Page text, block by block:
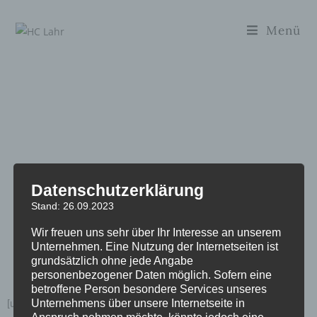
Menü
H
[ultimatemember_password]
Datenschutzerklärung
Stand: 26.09.2023
Wir freuen uns sehr über Ihr Interesse an unserem
Unternehmen. Eine Nutzung der Internetseiten ist
grundsätzlich ohne jede Angabe
personenbezogener Daten möglich. Sofern eine
betroffene Person besondere Services unseres
Unternehmens über unsere Internetseite in